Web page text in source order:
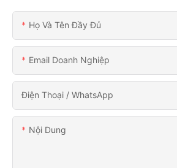
Họ Và Tên Đầy Đủ
Email Doanh Nghiệp
Điện Thoại / WhatsApp
Nội Dung